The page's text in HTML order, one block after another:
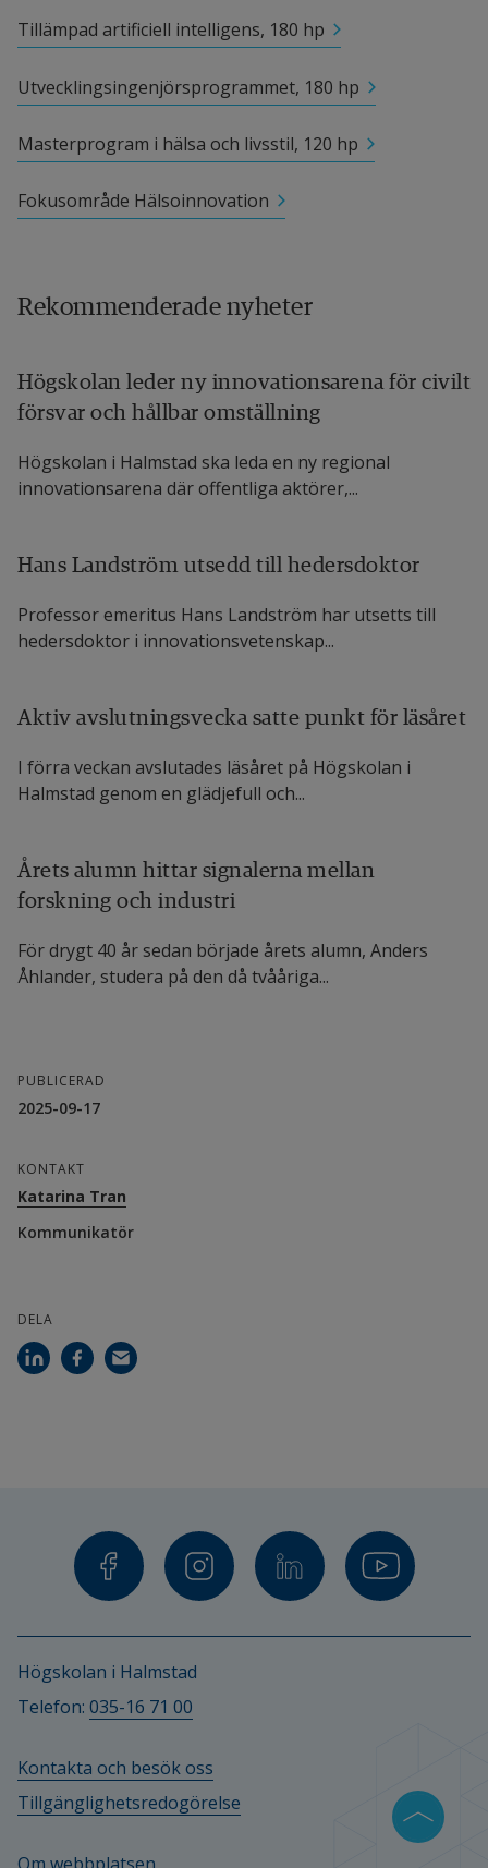
tillverkning av sterilisatorer till
Många av företagets anställda har tidigare
studerat på Högskolan i Halmstad.
Tillämpad artificiell intelligens, 180 hp
Utvecklingsingenjörsprogrammet, 180 hp
Masterprogram i hälsa och livsstil, 120 hp
Fokusområde Hälsoinnovation
Rekommenderade nyheter
Högskolan leder ny innovationsarena för civilt
försvar och hållbar omställning
Högskolan i Halmstad ska leda en ny regional
innovationsarena där offentliga aktörer,...
Hans Landström utsedd till hedersdoktor
Professor emeritus Hans Landström har utsetts till
hedersdoktor i innovationsvetenskap...
Aktiv avslutningsvecka satte punkt för läsåret
I förra veckan avslutades läsåret på Högskolan i
Halmstad genom en glädjefull och...
Årets alumn hittar signalerna mellan
forskning och industri
För drygt 40 år sedan började årets alumn, Anders
Åhlander, studera på den då tvååriga...
PUBLICERAD
2025-09-17
KONTAKT
Katarina Tran
Kommunikatör
DELA
Högskolan i Halmstad
Telefon: 035-16 71 00
Kontakta och besök oss
Tillgänglighetsredogörelse